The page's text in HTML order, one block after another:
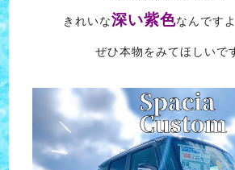
きれいな深い紫色なんです
ぜひ本物をみてほしいで